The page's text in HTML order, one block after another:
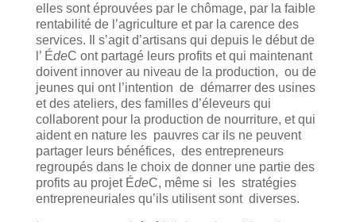
elles sont éprouvées par le chômage, par la faible
rentabilité de l’agriculture et par la carence des
services. Il s’agit d’artisans qui depuis le début de
l’ ÉdeC ont partagé leurs profits et qui maintenant
doivent innover au niveau de la production, ou de
jeunes qui ont l’intention de démarrer des usines
et des ateliers, des familles d’éleveurs qui
collaborent pour la production de nourriture, et qui
aident en nature les pauvres car ils ne peuvent
partager leurs bénéfices, des entrepreneurs
regroupés dans le choix de donner une partie des
profits au projet ÉdeC, même si les stratégies
entrepreneuriales qu’ils utilisent sont diverses.